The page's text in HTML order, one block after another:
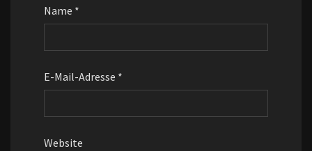
Name *
E-Mail-Adresse *
Website